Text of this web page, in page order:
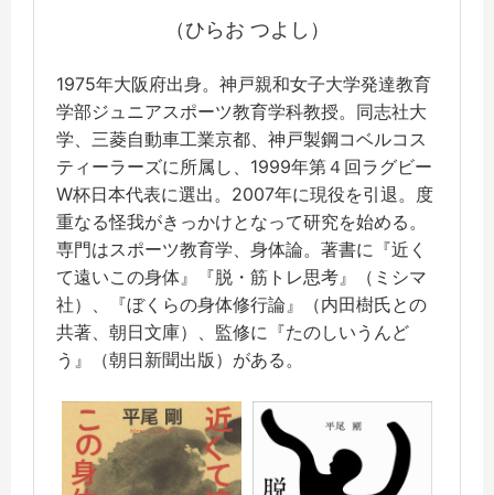
（ひらお つよし）
1975年大阪府出身。神戸親和女子大学発達教育
学部ジュニアスポーツ教育学科教授。同志社大
学、三菱自動車工業京都、神戸製鋼コベルコス
ティーラーズに所属し、1999年第４回ラグビー
W杯日本代表に選出。2007年に現役を引退。度
重なる怪我がきっかけとなって研究を始める。
専門はスポーツ教育学、身体論。著書に『近く
て遠いこの身体』『脱・筋トレ思考』（ミシマ
社）、『ぼくらの身体修行論』（内田樹氏との
共著、朝日文庫）、監修に『たのしいうんど
う』（朝日新聞出版）がある。